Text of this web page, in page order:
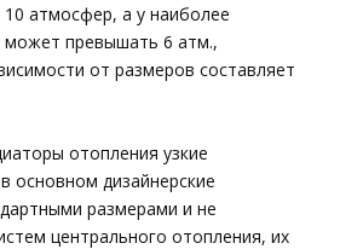
10 атмосфер, а у наиболее
может превышать 6 атм.,
от размеров составляет
отопления узкие
основном дизайнерские
размерами и не
центрального отопления, их